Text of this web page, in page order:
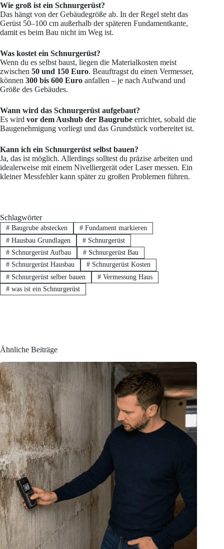
Wie groß ist ein Schnurgerüst?
Das hängt von der Gebäudegröße ab. In der Regel steht das
Gerüst 50–100 cm außerhalb der späteren Fundamentkante,
damit es beim Bau nicht im Weg ist.
Was kostet ein Schnurgerüst?
Wenn du es selbst baust, liegen die Materialkosten meist
zwischen 50 und 150 Euro. Beauftragst du einen Vermesser,
können 300 bis 600 Euro anfallen – je nach Aufwand und
Größe des Gebäudes.
Wann wird das Schnurgerüst aufgebaut?
Es wird vor dem Aushub der Baugrube errichtet, sobald die
Baugenehmigung vorliegt und das Grundstück vorbereitet ist.
Kann ich ein Schnurgerüst selbst bauen?
Ja, das ist möglich. Allerdings solltest du präzise arbeiten und
idealerweise mit einem Nivelliergerät oder Laser messen. Ein
kleiner Messfehler kann später zu großen Problemen führen.
Schlagwörter
#Baugrube abstecken #Fundament markieren
#Hausbau Grundlagen #Schnurgerüst
#Schnurgerüst Aufbau #Schnurgerüst Bau
#Schnurgerüst Hausbau #Schnurgerüst Kosten
#Schnurgerüst selber bauen #Vermessung Haus
#was ist ein Schnurgerüst
Ähnliche Beiträge